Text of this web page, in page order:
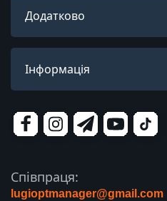
Додатково
Інформація
Співпраця:
lugioptmanager@gmail.com